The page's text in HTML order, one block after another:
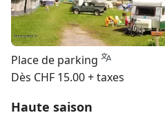
Place de parking
Dès CHF 15.00 + taxes
Haute saison